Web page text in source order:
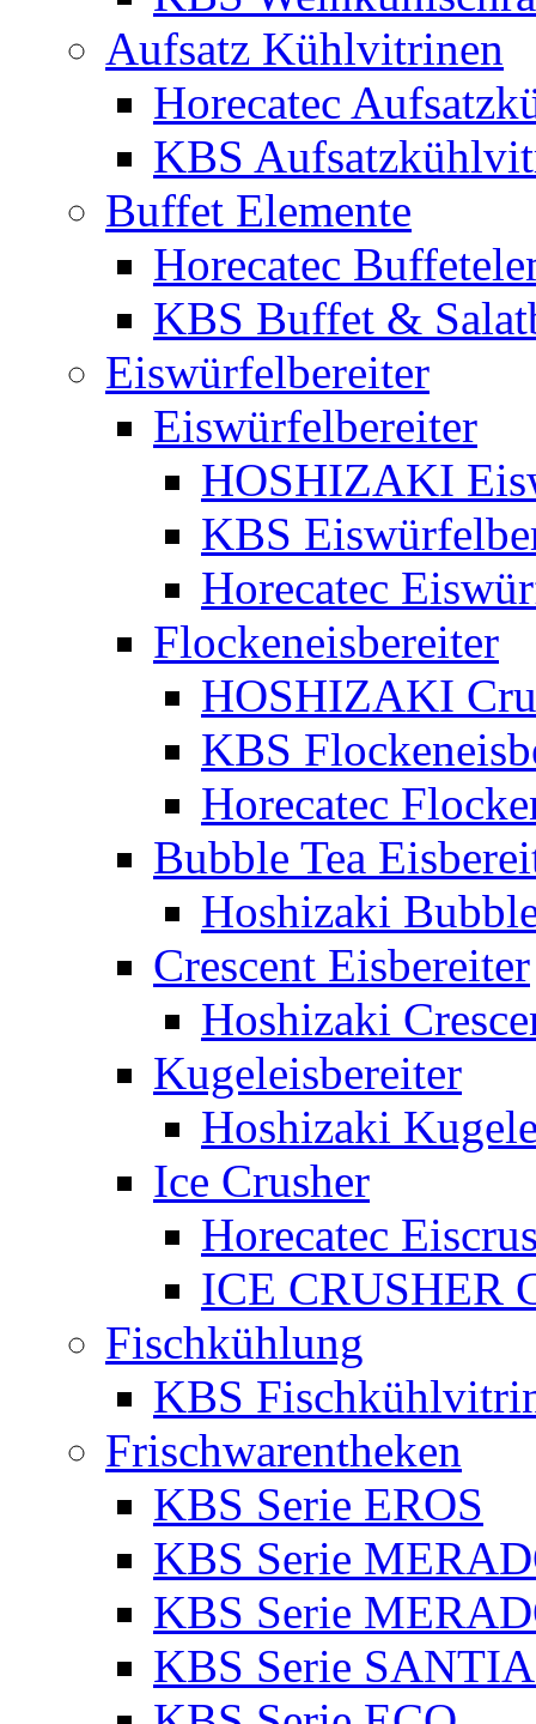
Aufsatz Kühlvitrinen
Horecatec
KBS
Buffet Elemente
Horecatec
KBS Buffet &
Eiswürfelbereiter
Eiswürfelbereiter
HOSHIZAKI
KBS
Horecatec
Flockeneisbereiter
HOSHIZAKI
KBS
Horecatec
Bubble Tea
Hoshizaki
Crescent Eisbereiter
Hoshizaki
Kugeleisbereiter
Hoshizaki
Ice Crusher
Horecatec
ICE CRUSHER
Fischkühlung
KBS
Frischwarentheken
KBS Serie EROS
KBS Serie
KBS Serie
KBS Serie